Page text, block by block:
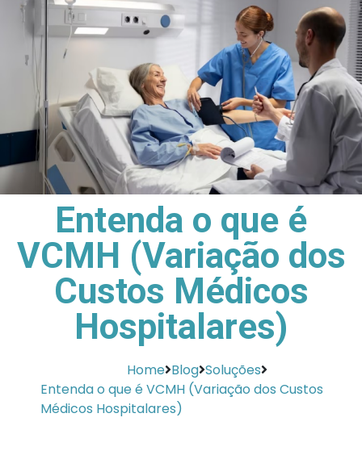
Entenda o que é
VCMH (Variação dos
Custos Médicos
Hospitalares)
Home Blog Soluções
Entenda o que é VCMH (Variação dos Custos
Médicos Hospitalares)